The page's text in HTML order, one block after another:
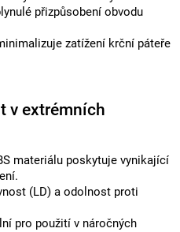
přizpůsobení obvodu
zatížení krční páteře
v extrémních
materiálu poskytuje vynikající
(LD) a odolnost proti
pro použití v náročných